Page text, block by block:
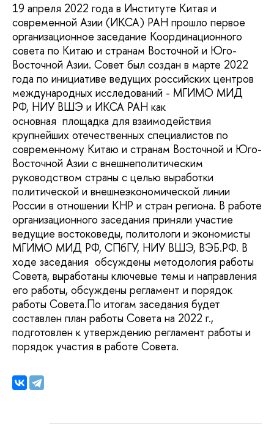
19 апреля 2022 года в Институте Китая и
современной Азии (ИКСА) РАН прошло первое
организационное заседание Координационного
совета по Китаю и странам Восточной и Юго-
Восточной Азии. Совет был создан в марте 2022
года по инициативе ведущих российских центров
международных исследований - МГИМО МИД
РФ, НИУ ВШЭ и ИКСА РАН как
основная площадка для взаимодействия
крупнейших отечественных специалистов по
современному Китаю и странам Восточной и Юго-
Восточной Азии с внешнеполитическим
руководством страны с целью выработки
политической и внешнеэкономической линии
России в отношении КНР и стран региона. В работе
организационного заседания приняли участие
ведущие востоковеды, политологи и экономисты
МГИМО МИД РФ, СПбГУ, НИУ ВШЭ, ВЭБ.РФ. В
ходе заседания обсуждены методология работы
Совета, выработаны ключевые темы и направления
его работы, обсуждены регламент и порядок
работы Совета.По итогам заседания будет
составлен план работы Совета на 2022 г.,
подготовлен к утверждению регламент работы и
порядок участия в работе Совета.